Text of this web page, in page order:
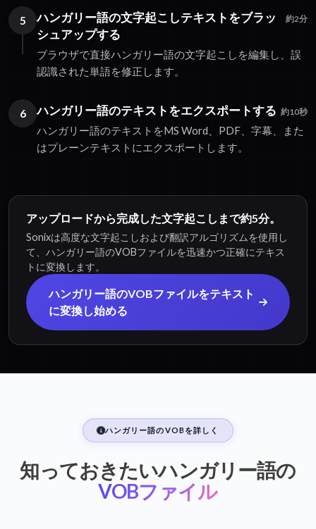
5
ハンガリー語の文字起こしテキストをブラッ
シュアップする
約2分
ブラウザで直接ハンガリー語の文字起こしを編集し、誤
認識された単語を修正します。
6 ハンガリー語のテキストをエクスポートする 約10秒
ハンガリー語のテキストをMS Word、PDF、字幕、また
はプレーンテキストにエクスポートします。
アップロードから完成した文字起こしまで約5分。
Sonixは高度な文字起こしおよび翻訳アルゴリズムを使用し
て、ハンガリー語のVOBファイルを迅速かつ正確にテキス
トに変換します。
ハンガリー語のVOBファイルをテキスト
に変換し始める
ハンガリー語のVOBを詳しく
知っておきたいハンガリー語の
VOBファイル